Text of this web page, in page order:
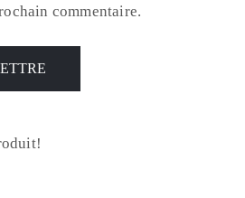
commentaire.